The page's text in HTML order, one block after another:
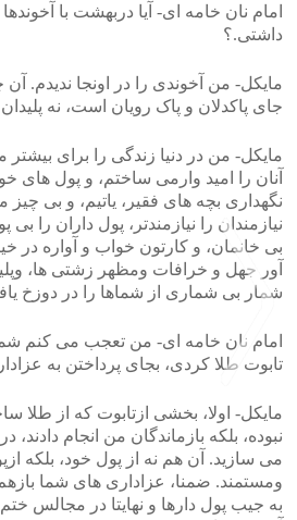
امام نان خامه ای- آیا دربهشت با
داشتی.؟
مایکل- من آخوندی را در اونجا ندیدم.
جای پاکدلان و پاک رویان است، نه
مایکل- من در دنیا زندگی را برای بیشتر
آنان را امید وارمی ساختم، و پول های
نگهداری بچه های فقیر، یاتیم، و بی
نیازمندان را نیازمندتر، پول داران را
بی خانمان، و کارتون خواب و آواره در
آور جهل و خرافات ومظهر زشتی ها،
شمار بی شماری از شماها را در دوزخ
امام نان خامه ای- من تعجب می کنم
تابوت طلا کردی، بجای پرداختن به
مایکل- اولا، بخشی ازتابوت که از
نبوده، بلکه بازماندگان من انجام
می سازید. آن هم نه از پول خود، بلکه
ومستمند. ضمنا، عزاداری های شما
به جیب پول دارها و نهایتا در مجالس
<